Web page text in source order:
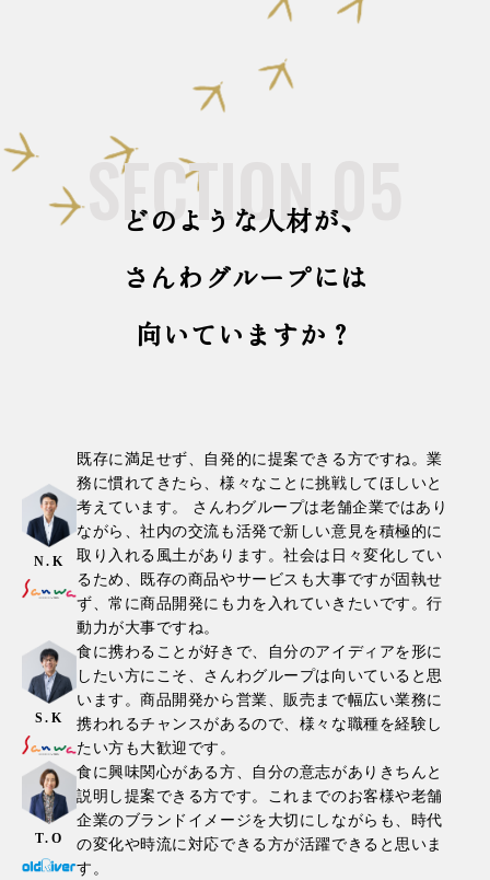
SECTION.05
どのような人材が、
さんわグループには
向いていますか？
N.K
既存に満足せず、自発的に提案できる方ですね。業
務に慣れてきたら、様々なことに挑戦してほしいと
考えています。 さんわグループは老舗企業ではあり
ながら、社内の交流も活発で新しい意見を積極的に
取り入れる風土があります。社会は日々変化してい
るため、既存の商品やサービスも大事ですが固執せ
ず、常に商品開発にも力を入れていきたいです。行
動力が大事ですね。
S.K
食に携わることが好きで、自分のアイディアを形に
したい方にこそ、さんわグループは向いていると思
います。商品開発から営業、販売まで幅広い業務に
携われるチャンスがあるので、様々な職種を経験し
たい方も大歓迎です。
T.O
食に興味関心がある方、自分の意志がありきちんと
説明し提案できる方です。これまでのお客様や老舗
企業のブランドイメージを大切にしながらも、時代
の変化や時流に対応できる方が活躍できると思いま
す。